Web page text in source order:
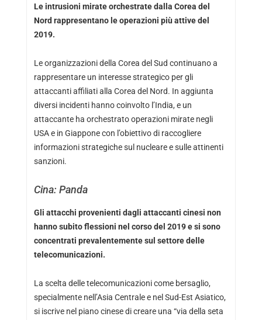
Le intrusioni mirate orchestrate dalla Corea del
Nord rappresentano le operazioni più attive del
2019.
Le organizzazioni della Corea del Sud continuano a
rappresentare un interesse strategico per gli
attaccanti affiliati alla Corea del Nord. In aggiunta
diversi incidenti hanno coinvolto l’India, e un
attaccante ha orchestrato operazioni mirate negli
USA e in Giappone con l’obiettivo di raccogliere
informazioni strategiche sul nucleare e sulle attinenti
sanzioni.
Cina: Panda
Gli attacchi provenienti dagli attaccanti cinesi non
hanno subito flessioni nel corso del 2019 e si sono
concentrati prevalentemente sul settore delle
telecomunicazioni.
La scelta delle telecomunicazioni come bersaglio,
specialmente nell’Asia Centrale e nel Sud-Est Asiatico,
si iscrive nel piano cinese di creare una “via della seta